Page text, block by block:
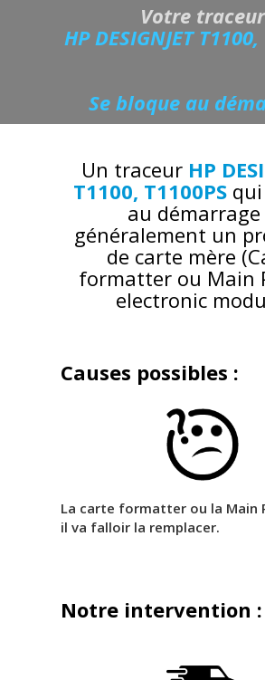
Votre traceur
HP DESIGNJET
Se bloque au
Un traceur HP
T1100, T1100PS
au démarrage
généralement un
de carte mère
formatter ou Main
electronic
Causes possibles :
La carte formatter ou la Main
il va falloir la remplacer.
Notre intervention :